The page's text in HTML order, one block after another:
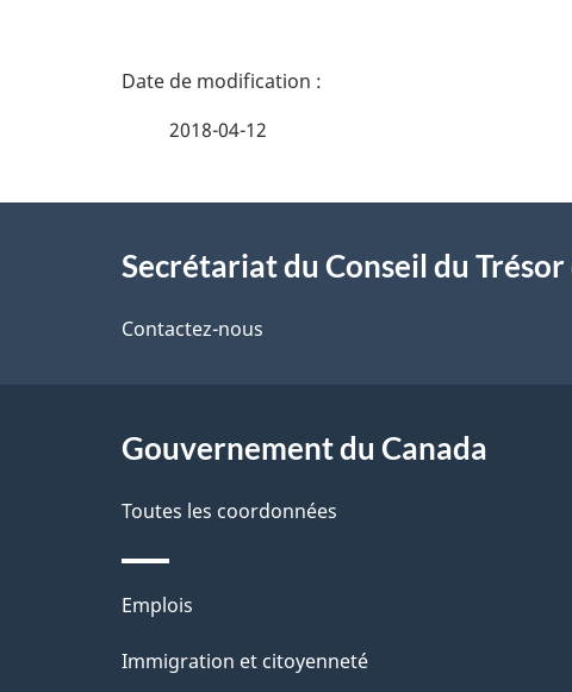
D
a
l
d
e
l
2018-04-12
proposSecrétariat du Conseil du Trésor
Contactez-nous
Gouvernement du Canada
Toutes les coordonnées
Thèmes
et
Emplois
Immigration et citoyenneté